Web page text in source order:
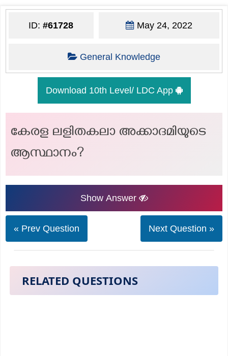
ID:#61728 May 24, 2022
General Knowledge
Download 10th Level/ LDC App
കേരള ലളിതകലാ അക്കാദമിയുടെ
ആസ്ഥാനം?
Show Answer
« Prev Question Next Question »
RELATED QUESTIONS